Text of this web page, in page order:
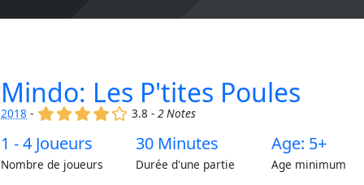
Mindo: Les P'tites Poules
2018 - (x) (x) (x) (x) ()
3.8 -2 Notes
1 - 4 Joueurs
Nombre de joueurs
30 Minutes
Durée d'une partie
Age: 5+
Age minimum